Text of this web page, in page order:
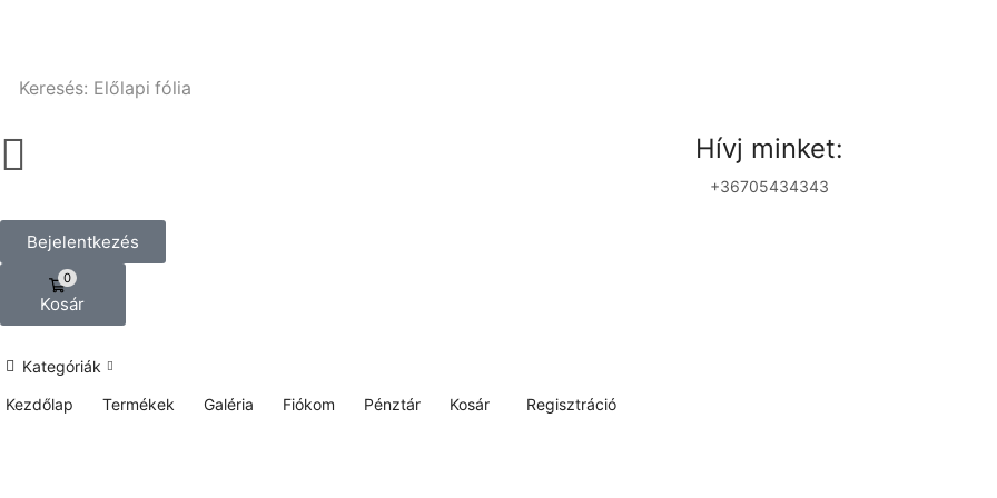
Keresés: Előlapi fólia
Hívj minket:
+36705434343
Bejelentkezés
0
Kosár
Kategóriák
Kezdőlap
Termékek Galéria Fiókom Pénztár Kosár Regisztráció